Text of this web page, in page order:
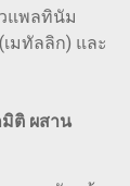
วแพลทินัม
เมทัลลิก) และ
ติ ผสาน